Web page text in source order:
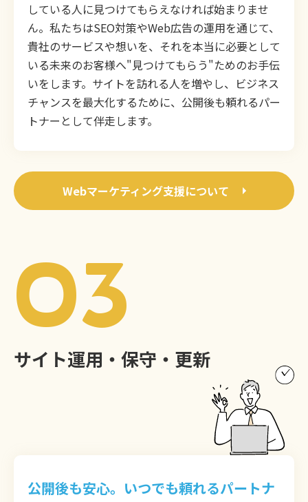
している人に見つけてもらえなければ始まりませ
ん。私たちはSEO対策やWeb広告の運用を通じて、
貴社のサービスや想いを、それを本当に必要として
いる未来のお客様へ"見つけてもらう"ためのお手伝
いをします。サイトを訪れる人を増やし、ビジネス
チャンスを最大化するために、公開後も頼れるパー
トナーとして伴走します。
Webマーケティング支援について
03
サイト運用・保守・更新
公開後も安心。いつでも頼れるパートナ